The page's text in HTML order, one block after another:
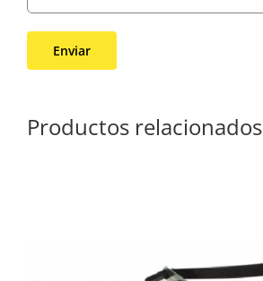
Productos relacionados